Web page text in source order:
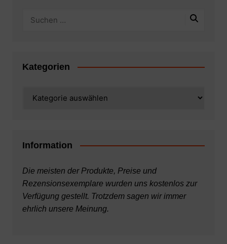
Kategorien
Information
Die meisten der Produkte, Preise und
Rezensionsexemplare wurden uns kostenlos zur
Verfügung gestellt. Trotzdem sagen wir immer
ehrlich unsere Meinung.